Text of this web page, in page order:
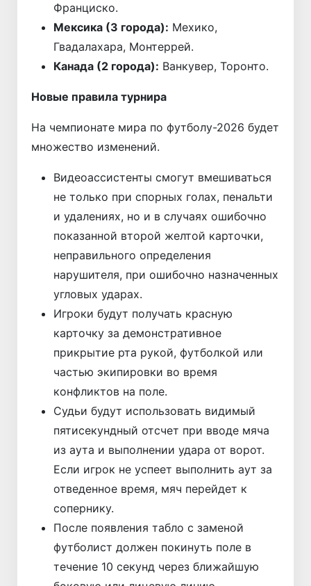
Франциско.
Мексика (3 города): Мехико,
Гвадалахара, Монтеррей.
Канада (2 города): Ванкувер, Торонто.
Новые правила турнира
На чемпионате мира по футболу-2026 будет
множество изменений.
Видеоассистенты смогут вмешиваться
не только при спорных голах, пенальти
и удалениях, но и в случаях ошибочно
показанной второй желтой карточки,
неправильного определения
нарушителя, при ошибочно назначенных
угловых ударах.
Игроки будут получать красную
карточку за демонстративное
прикрытие рта рукой, футболкой или
частью экипировки во время
конфликтов на поле.
Судьи будут использовать видимый
пятисекундный отсчет при вводе мяча
из аута и выполнении удара от ворот.
Если игрок не успеет выполнить аут за
отведенное время, мяч перейдет к
сопернику.
После появления табло с заменой
футболист должен покинуть поле в
течение 10 секунд через ближайшую